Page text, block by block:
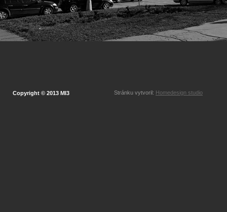
Copyright © 2013 MI3 Stránku vytvoril: Homedesign studio